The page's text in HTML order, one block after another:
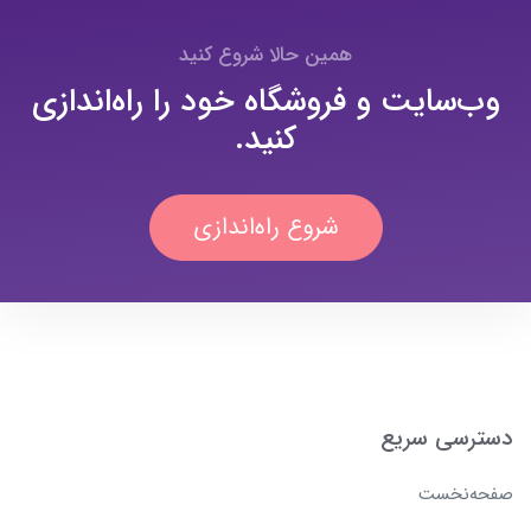
همین حالا شروع کنید
وب‌سایت و فروشگاه خود را راه‌اندازی
کنید.
شروع راه‌اندازی
دسترسی سریع
صفحه‌نخست